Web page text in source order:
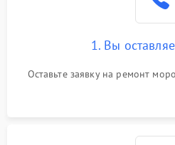
1. Вы
Оставьте заявку на ремонт